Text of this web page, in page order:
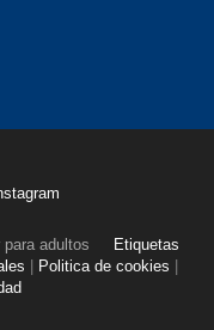
adultos
Etiquetas
Politica de cookies